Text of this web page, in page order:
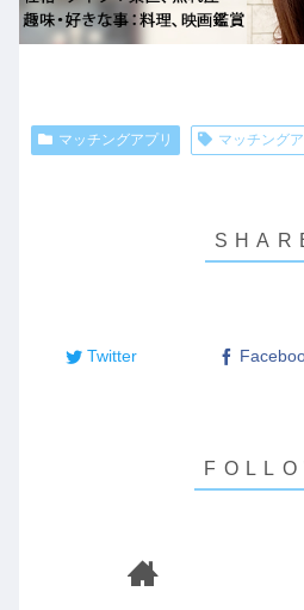
マッチングアプリ マッチング
Twitter